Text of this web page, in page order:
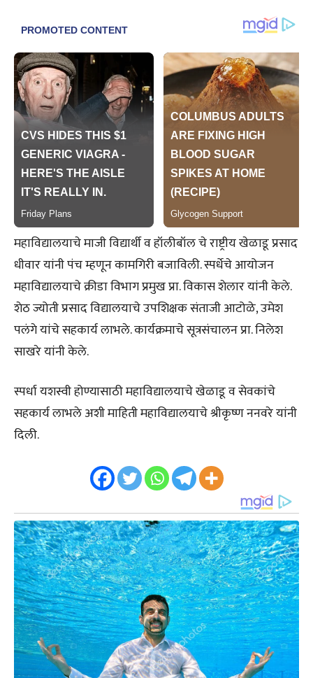
महाविद्यालयाचे माजी विद्यार्थी व हॉलीबॉल चे राष्ट्रीय खेळाडू प्रसाद
धीवार यांनी पंच म्हणून कामगिरी बजाविली. स्पर्धेचे आयोजन
महाविद्यालयाचे क्रीडा विभाग प्रमुख प्रा. विकास शेलार यांनी केले.
शेठ ज्योती प्रसाद विद्यालयाचे उपशिक्षक संताजी आटोळे, उमेश
पलंगे यांचे सहकार्य लाभले. कार्यक्रमाचे सूत्रसंचालन प्रा. निलेश
साखरे यांनी केले.
स्पर्धा यशस्वी होण्यासाठी महाविद्यालयाचे खेळाडू व सेवकांचे
सहकार्य लाभले अशी माहिती महाविद्यालयाचे श्रीकृष्ण ननवरे यांनी
दिली.